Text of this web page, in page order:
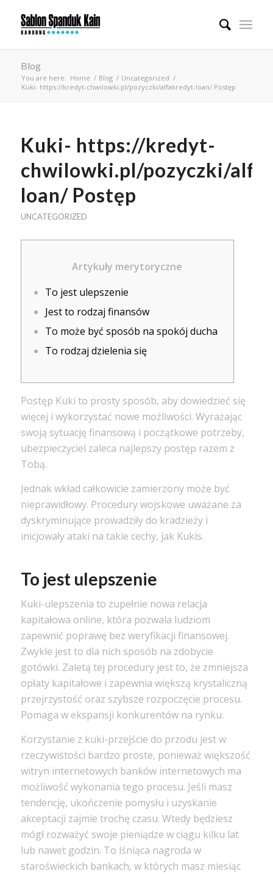
Blog
You are here: Home / Blog / Uncategorized /
Kuki- https://kredyt-chwilowki.pl/pozyczki/alfakredyt-loan/ Postęp
Kuki- https://kredyt-
chwilowki.pl/pozyczki/
loan/ Postęp
UNCATEGORIZED
Artykuły merytoryczne
To jest ulepszenie
Jest to rodzaj finansów
To może być sposób na spokój ducha
To rodzaj dzielenia się
Postęp Kuki to prosty sposób, aby dowiedzieć się
więcej i wykorzystać nowe możliwości. Wyrażając
swoją sytuację finansową i początkowe potrzeby,
ubezpieczyciel zaleca najlepszy postęp razem z
Tobą.
Jednak wkład całkowicie zamierzony może być
nieprawidłowy. Procedury wojskowe uważane za
dyskryminujące prowadziły do ​​kradzieży i
inicjowały ataki na takie cechy, jak Kukis.
To jest ulepszenie
Kuki-ulepszenia to zupełnie nowa relacja
kapitałowa online, która pozwala ludziom
zapewnić poprawę bez weryfikacji finansowej.
Zwykle jest to dla nich sposób na zdobycie
gotówki. Zaletą tej procedury jest to, że zmniejsza
opłaty kapitałowe i zapewnia większą krystaliczną
przejrzystość oraz szybsze rozpoczęcie procesu.
Pomaga w ekspansji konkurentów na rynku.
Korzystanie z kuki-przejście do przodu jest w
rzeczywistości bardzo proste, ponieważ większość
witryn internetowych banków internetowych ma
możliwość wykonania tego procesu. Jeśli masz
tendencję, ukończenie pomysłu i uzyskanie
akceptacji zajmie trochę czasu. Wtedy będziesz
mógł rozważyć swoje pieniądze w ciągu kilku lat
lub nawet godzin. To lśniąca nagroda w
staroświeckich bankach, w których masz miesiąc